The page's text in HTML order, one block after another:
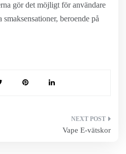
gör det möjligt för användare
beroende på
Vape E-vätskor